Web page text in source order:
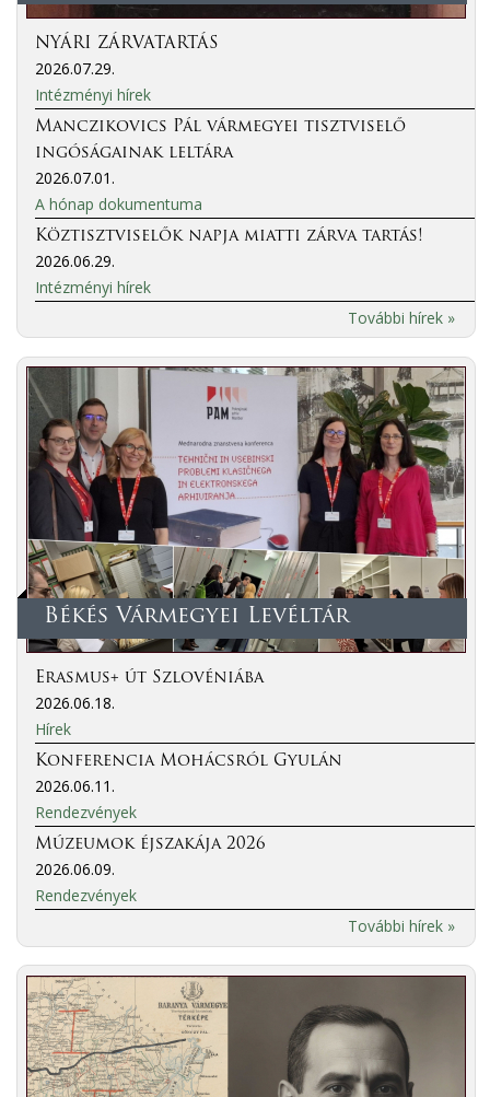
NYÁRI ZÁRVATARTÁS
2026.07.29.
Intézményi hírek
Manczikovics Pál vármegyei tisztviselő
ingóságainak leltára
2026.07.01.
A hónap dokumentuma
Köztisztviselők napja miatti zárva tartás!
2026.06.29.
Intézményi hírek
További hírek »
Békés Vármegyei Levéltár
Erasmus+ út Szlovéniába
2026.06.18.
Hírek
Konferencia Mohácsról Gyulán
2026.06.11.
Rendezvények
Múzeumok éjszakája 2026
2026.06.09.
Rendezvények
További hírek »